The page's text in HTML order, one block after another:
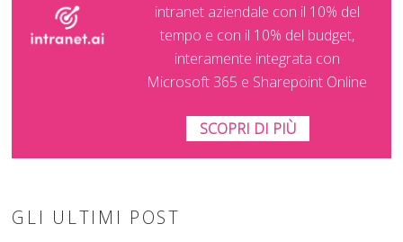
intranet aziendale con il 10% del
tempo e con il 10% del budget,
interamente integrata con
Microsoft 365 e Sharepoint Online
SCOPRI DI PIÙ
GLI ULTIMI POST